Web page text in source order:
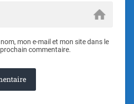
mon e-mail et mon site dans le
commentaire.